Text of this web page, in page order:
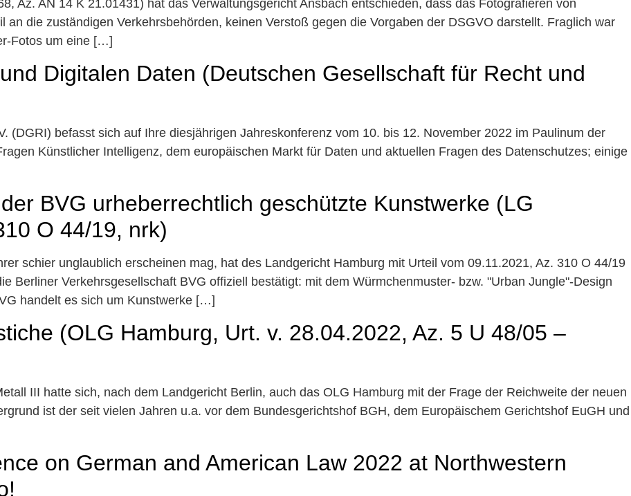
Az. AN 14 K 21.01431) hat das Verwaltungsgericht Ansbach entschieden, dass das Fotografieren von
die zuständigen Verkehrsbehörden, keinen Verstoß gegen die Vorgaben der DSGVO darstellt. Fraglich war
Fotos um eine […]
Digitalen Daten (Deutschen Gesellschaft für Recht und
(DGRI) befasst sich auf Ihre diesjährigen Jahreskonferenz vom 10. bis 12. November 2022 im Paulinum der
Künstlicher Intelligenz, dem europäischen Markt für Daten und aktuellen Fragen des Datenschutzes; einige
BVG urheberrechtlich geschützte Kunstwerke (LG
O 44/19, nrk)
schier unglaublich erscheinen mag, hat des Landgericht Hamburg mit Urteil vom 09.11.2021, Az. 310 O 44/19
Berliner Verkehrsgesellschaft BVG offiziell bestätigt: mit dem Würmchenmuster- bzw. "Urban Jungle"-Design
handelt es sich um Kunstwerke […]
(OLG Hamburg, Urt. v. 28.04.2022, Az. 5 U 48/05 –
III hatte sich, nach dem Landgericht Berlin, auch das OLG Hamburg mit der Frage der Reichweite der neuen
ist der seit vielen Jahren u.a. vor dem Bundesgerichtshof BGH, dem Europäischem Gerichtshof EuGH und
on German and American Law 2022 at Northwestern